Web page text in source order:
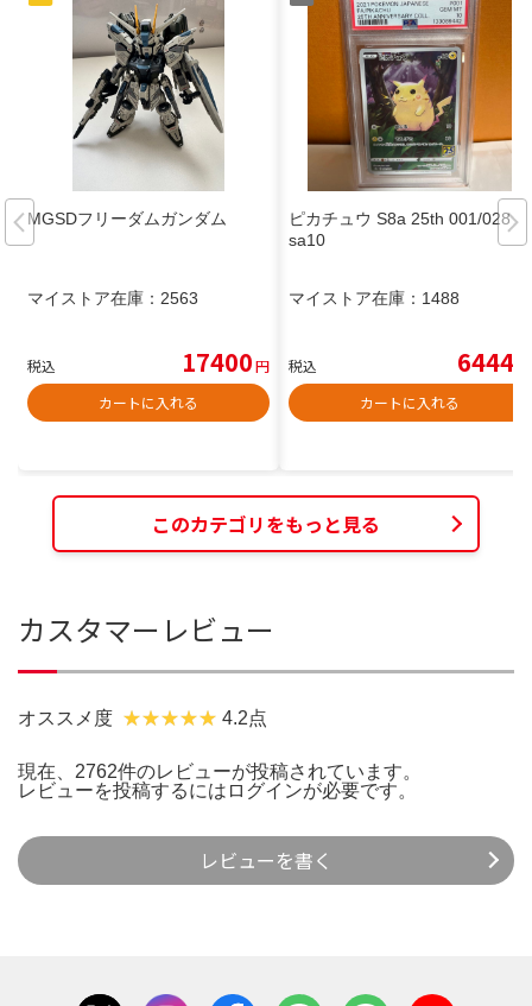
MGSDフリーダムガンダム
マイストア在庫： 2563
税込 17400円
カートに入れる
ピカチュウ S8a 25th 001/028 p
sa10
マイストア在庫： 1488
税込 6444
カートに入れる
このカテゴリをもっと見る
カスタマーレビュー
オススメ度 4.2点
現在、2762件のレビューが投稿されています。
レビューを投稿するには ログインが必要です。
レビューを書く